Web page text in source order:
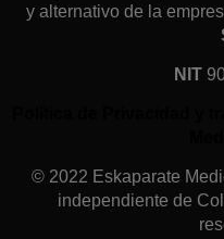
y alternativo de la
NIT
© 2022 Eskaparate
independiente de